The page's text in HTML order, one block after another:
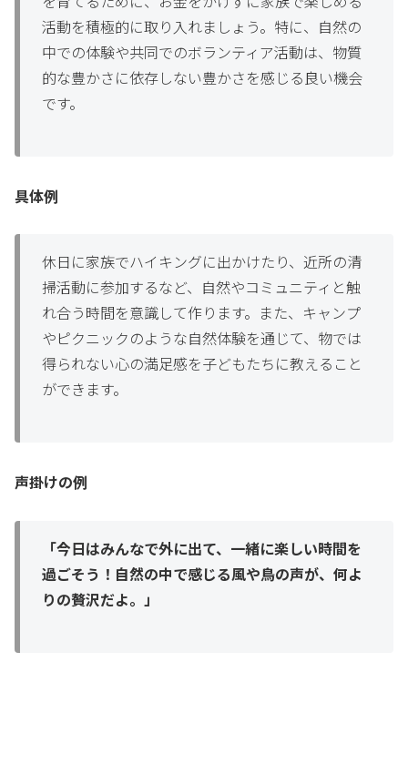
活動を積極的に取り入れましょう。特に、自然の
中での体験や共同でのボランティア活動は、物質
的な豊かさに依存しない豊かさを感じる良い機会
です。
具体例
休日に家族でハイキングに出かけたり、近所の清
掃活動に参加するなど、自然やコミュニティと触
れ合う時間を意識して作ります。また、キャンプ
やピクニックのような自然体験を通じて、物では
得られない心の満足感を子どもたちに教えること
ができます。
声掛けの例
「今日はみんなで外に出て、一緒に楽しい時間を
過ごそう！自然の中で感じる風や鳥の声が、何よ
りの贅沢だよ。」